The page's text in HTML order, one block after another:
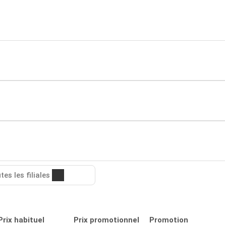
les filiales
habituel Prix promotionnel Promotion